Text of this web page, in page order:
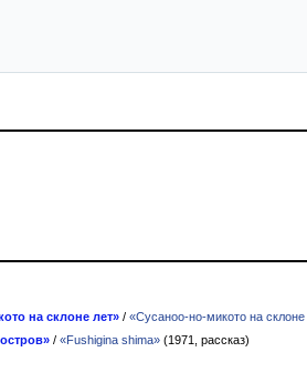
на склоне лет» / «Сусаноо-но-микото на склоне
/ «Fushigina shima» (1971, рассказ)